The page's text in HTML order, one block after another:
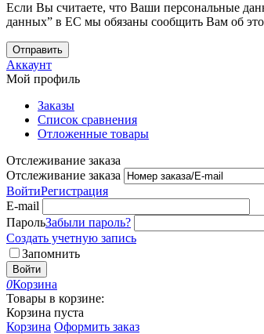
Если Вы считаете, что Ваши персональные
данных” в ЕС мы обязаны сообщить Вам об
Отправить
Аккаунт
Мой профиль
Заказы
Список сравнения
Отложенные товары
Отслеживание заказа
Отслеживание заказа
ВойтиРегистрация
E-mail
ПарольЗабыли пароль?
Создать учетную запись
Запомнить
Войти
0Корзина
Товары в корзине:
Корзина пуста
Корзина Оформить заказ